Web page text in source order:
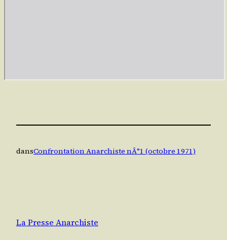
dansConfrontation Anarchiste nÂ°1 (octobre 1971)
La Presse Anarchiste